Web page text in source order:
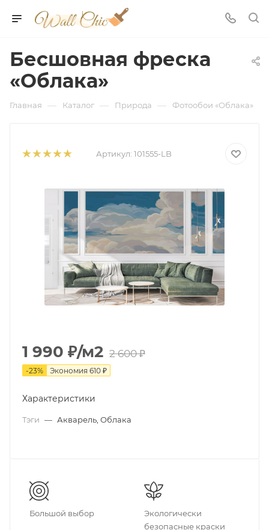
Бесшовная фреска
«Облака»
Главная — Каталог — Природа — Фотообои «Облака»
Артикул: 101555-LB
1 990 ₽/м2 2 600₽
-23% Экономия 610 ₽
Характеристики
Тэги — Акварель, Облака
Большой выбор
Экологически
безопасные краски